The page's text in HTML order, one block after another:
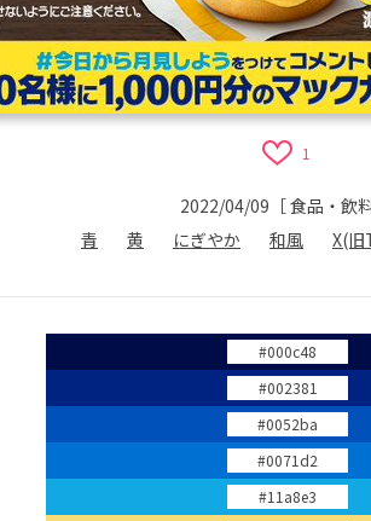
1
2022/04/09 ［食品・飲
青
黄 にぎやか 和風 X(
#000c48
#002381
#0052ba
#0071d2
#11a8e3